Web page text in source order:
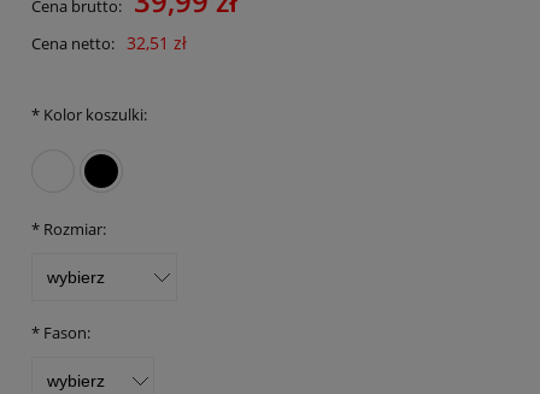
Cena brutto:
Cena netto: 32,51 zł
* Kolor koszulki:
* Rozmiar:
* Fason: